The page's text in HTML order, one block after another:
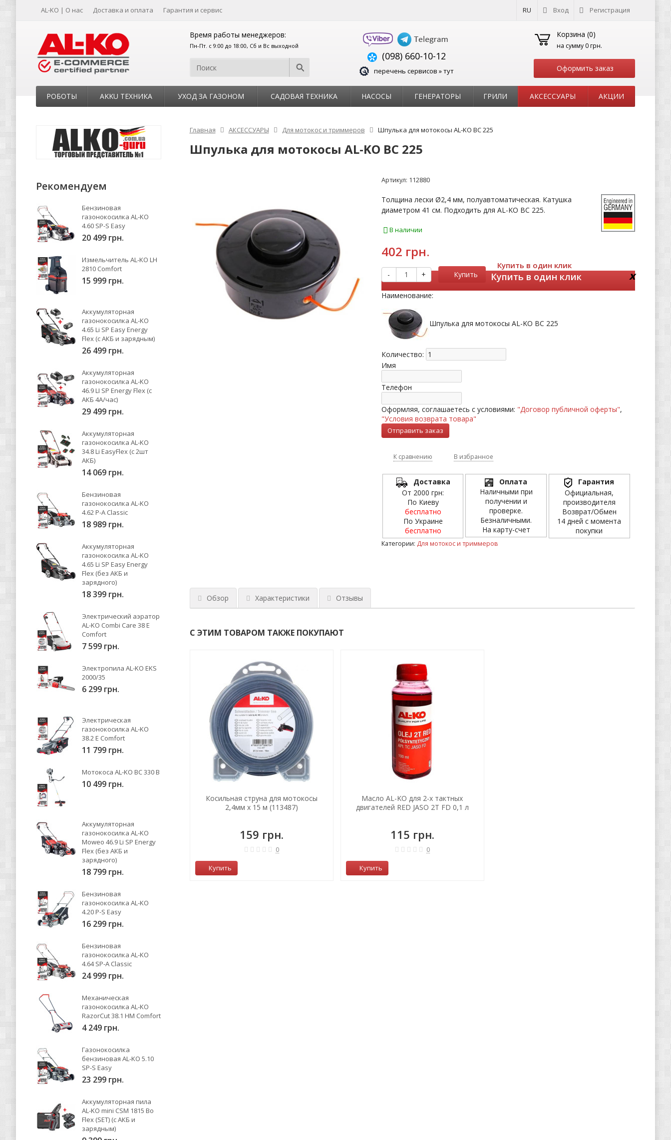
AL-KO | О нас Доставка и оплата Гарантия и сервис RU Вход Регистрация
Время работы менеджеров:
Пн-Пт. с 9:00 до 18:00, Сб и Вс выходной
(098) 660-10-12
перечень сервисов » тут
Корзина (0)
на сумму 0 грн.
Оформить заказ
РОБОТЫ AKKU ТЕХНИКА УХОД ЗА ГАЗОНОМ САДОВАЯ ТЕХНИКА НАСОСЫ ГЕНЕРАТОРЫ ГРИЛИ АКСЕССУАРЫ АКЦИИ
Главная АКСЕССУАРЫ Для мотокос и триммеров Шпулька для мотокосы AL-KO BC 225
Шпулька для мотокосы AL-KO BC 225
Артикул: 112880
Толщина лески Ø2,4 мм, полуавтоматическая. Катушка
диаметром 41 см. Подходить для AL-KO BC 225.
В наличии
402 грн.
- + Купить
Купить в один клик
Купить в один клик x
Наименование:
Шпулька для мотокосы AL-KO BC 225
Количество:
Имя
Телефон
Оформляя, соглашаетесь с условиями: "Договор публичной оферты",
"Условия возврата товара"
К сравнению В избранное
Доставка
От 2000 грн:
По Киеву
бесплатно
По Украине
бесплатно
Оплата
Наличными при
получении и
проверке.
Безналичными.
На карту-счет
Гарантия
Официальная,
производителя
Возврат/Обмен
14 дней с момента
покупки
Категории: Для мотокос и триммеров
Обзор Характеристики Отзывы
С ЭТИМ ТОВАРОМ ТАКЖЕ ПОКУПАЮТ
Косильная струна для мотокосы
2,4мм x 15 м (113487)
159 грн.
0
Купить
Масло AL-KO для 2-х тактных
двигателей RED JASO 2T FD 0,1 л
115 грн.
0
Купить
Рекомендуем
Бензиновая
газонокосилка AL-KO
4.60 SP-S Easy
20 499 грн.
Измельчитель AL-KO LH
2810 Comfort
15 999 грн.
Аккумуляторная
газонокосилка AL-KO
4.65 Li SP Easy Energy
Flex (с АКБ и зарядным)
26 499 грн.
Аккумуляторная
газонокосилка AL-KO
46.9 LI SP Energy Flex (с
АКБ 4А/час)
29 499 грн.
Аккумуляторная
газонокосилка AL-KO
34.8 Li EasyFlex (с 2шт
АКБ)
14 069 грн.
Бензиновая
газонокосилка AL-KO
4.62 P-A Classic
18 989 грн.
Аккумуляторная
газонокосилка AL-KO
4.65 Li SP Easy Energy
Flex (без АКБ и
зарядного)
18 399 грн.
Электрический аэратор
AL-KO Combi Care 38 E
Comfort
7 599 грн.
Электропила AL-KO EKS
2000/35
6 299 грн.
Электрическая
газонокосилка AL-KO
38.2 E Comfort
11 799 грн.
Мотокоса AL-KO BC 330 B
10 499 грн.
Аккумуляторная
газонокосилка AL-KO
Moweo 46.9 Li SP Energy
Flex (без АКБ и
зарядного)
18 799 грн.
Бензиновая
газонокосилка AL-KO
4.20 P-S Easy
16 299 грн.
Бензиновая
газонокосилка AL-KO
4.64 SP-A Classic
24 999 грн.
Механическая
газонокосилка AL-KO
RazorCut 38.1 HM Comfort
4 249 грн.
Газонокосилка
бензиновая AL-KO 5.10
SP-S Easy
23 299 грн.
Аккумуляторная пила
AL-KO mini CSM 1815 Bo
Flex (SET) (с АКБ и
зарядным)